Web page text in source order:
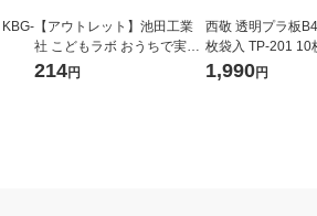
【アウトレット】池田工業
社 こどもラボ おうちで実験!
一瞬で凍る水!? 800 1個
214円
西敬 透明プラ板
枚袋入 TP-201 10
1,990円